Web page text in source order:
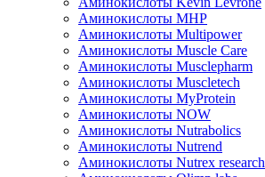
Аминокислоты MHP
Аминокислоты Multipower
Аминокислоты Muscle Care
Аминокислоты Musclepharm
Аминокислоты Muscletech
Аминокислоты MyProtein
Аминокислоты NOW
Аминокислоты Nutrabolics
Аминокислоты Nutrend
Аминокислоты Nutrex research